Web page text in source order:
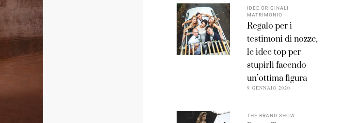
IDEE ORIGINALI
MATRIMONIO
Regalo per i
testimoni di nozze,
le idee top per
stupirli facendo
un’ottima figura
9 GENNAIO 2020
THE BRAND SHOW